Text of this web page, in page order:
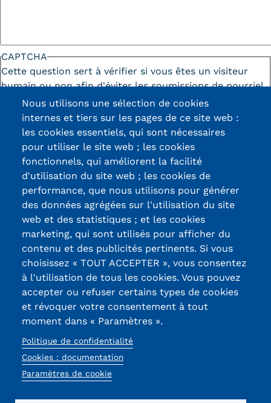
CAPTCHA
Cette question sert à vérifier si vous êtes un visiteur
humain ou non afin d'éviter les soumissions de pourriel
(spam) automatisées.
13, Rue Ernest
Thierry-Mieg
90010 BELFORT
Cedex
03 84 58 33 10
Réseaux
sociaux
Certifications /
Labels qualité
Nous utilisons une sélection de cookies
internes et tiers sur les pages de ce site web :
les cookies essentiels, qui sont nécessaires
pour utiliser le site web ; les cookies
fonctionnels, qui améliorent la facilité
d'utilisation du site web ; les cookies de
performance, que nous utilisons pour générer
des données agrégées sur l'utilisation du site
web et des statistiques ; et les cookies
marketing, qui sont utilisés pour afficher du
contenu et des publicités pertinents. Si vous
choisissez « TOUT ACCEPTER », vous consentez
à l'utilisation de tous les cookies. Vous pouvez
accepter ou refuser certains types de cookies
et révoquer votre consentement à tout
moment dans « Paramètres ».
Politique de confidentialité
Cookies : documentation
Paramètres de cookie